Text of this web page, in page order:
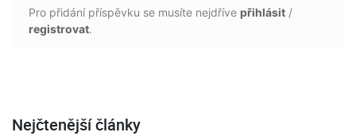
Pro přidání příspěvku se musíte nejdříve přihlásit /
registrovat.
Nejčtenější články